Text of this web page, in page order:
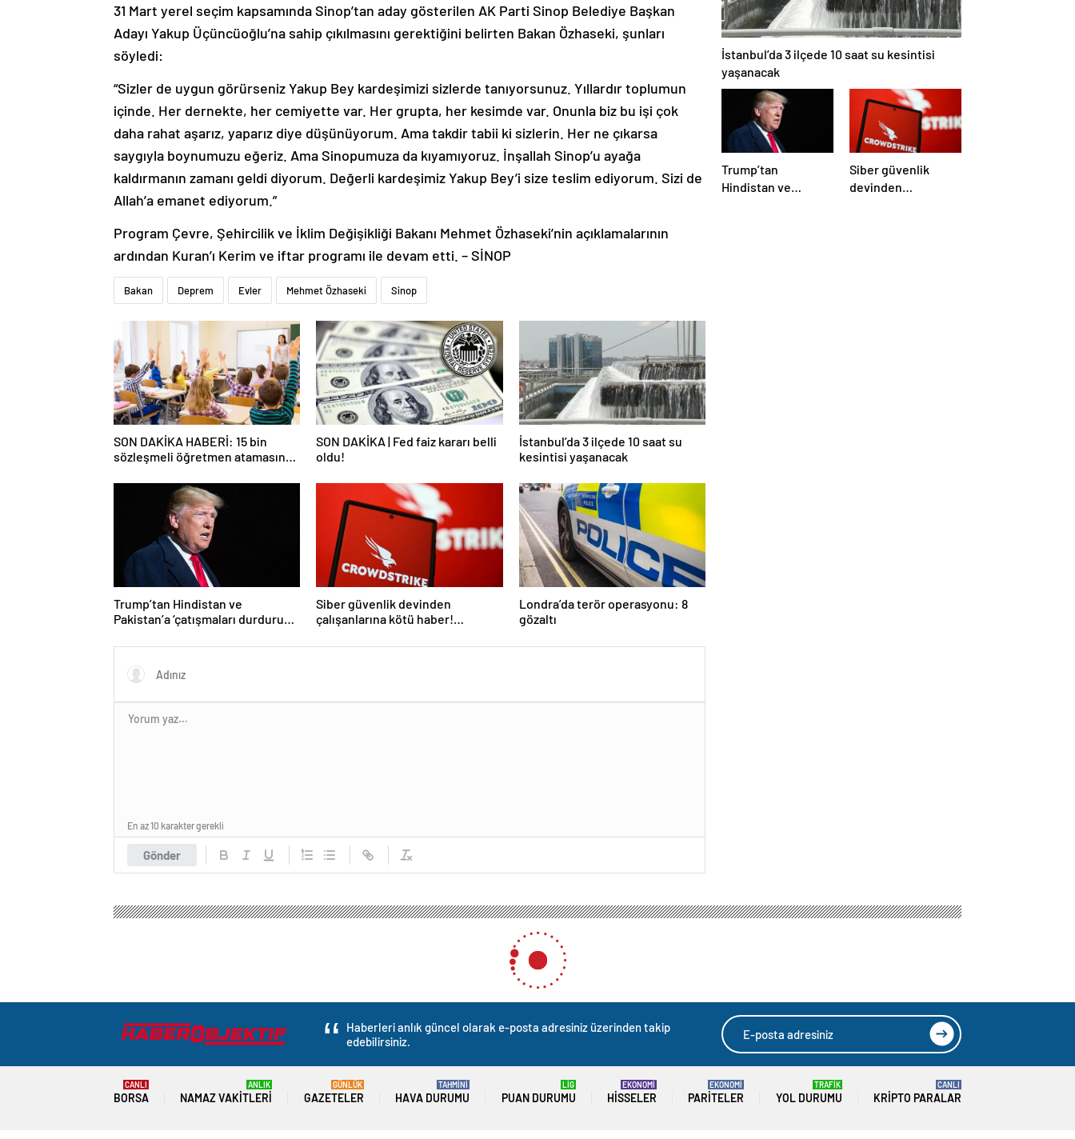
31 Mart yerel seçim kapsamında Sinop’tan aday gösterilen AK Parti Sinop Belediye Başkan
Adayı Yakup Üçüncüoğlu’na sahip çıkılmasını gerektiğini belirten Bakan Özhaseki, şunları
söyledi:
“Sizler de uygun görürseniz Yakup Bey kardeşimizi sizlerde tanıyorsunuz. Yıllardır toplumun
içinde. Her dernekte, her cemiyette var. Her grupta, her kesimde var. Onunla biz bu işi çok
daha rahat aşarız, yaparız diye düşünüyorum. Ama takdir tabii ki sizlerin. Her ne çıkarsa
saygıyla boynumuzu eğeriz. Ama Sinopumuza da kıyamıyoruz. İnşallah Sinop’u ayağa
kaldırmanın zamanı geldi diyorum. Değerli kardeşimiz Yakup Bey’i size teslim ediyorum. Sizi de
Allah’a emanet ediyorum.”
Program Çevre, Şehircilik ve İklim Değişikliği Bakanı Mehmet Özhaseki’nin açıklamalarının
ardından Kuran’ı Kerim ve iftar programı ile devam etti. – SİNOP
Bakan Deprem Evler Mehmet Özhaseki Sinop
SON DAKİKA HABERİ: 15 bin
sözleşmeli öğretmen atamasında
açıklandı
SON DAKİKA | Fed faiz kararı belli
oldu!
İstanbul’da 3 ilçede 10 saat su
kesintisi yaşanacak
Trump’tan Hindistan ve
Pakistan’a ‘çatışmaları durdurun’
Siber güvenlik devinden
çalışanlarına kötü haber!
Londra’da terör operasyonu: 8
gözaltı
Gönder
En az 10 karakter gerekli
İstanbul’da 3 ilçede 10 saat su kesintisi
yaşanacak
Trump’tan
Hindistan ve
Siber güvenlik
devinden
Haberleri anlık güncel olarak e-posta adresiniz üzerinden takip
edebilirsiniz.
BORSA
CANLI
NAMAZ VAKITLERI
ANLIK
GAZETELER
GÜNLÜK
HAVA DURUMU
TAHMİNİ
PUAN DURUMU
LİG
HISSELER
EKONOMİ
PARITELER
EKONOMİ
YOL DURUMU
TRAFİK
KRIPTO PARALAR
CANLI